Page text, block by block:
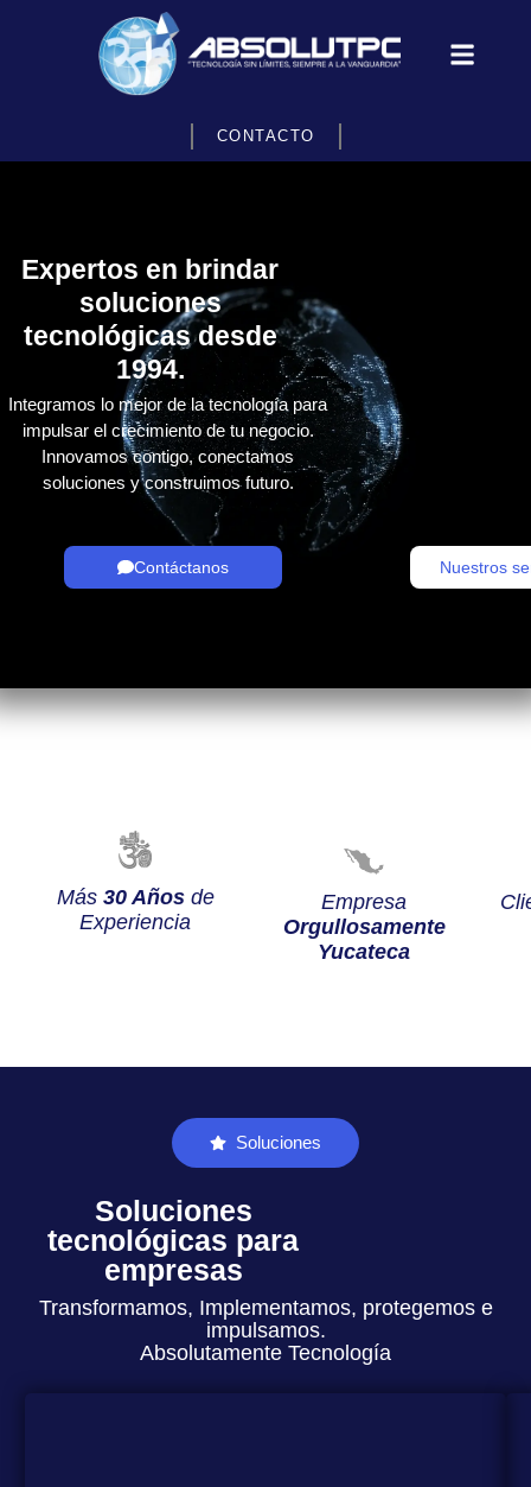
CONTACTO
Expertos en brindar
soluciones
tecnológicas desde
1994.
Integramos lo mejor de la tecnología para
impulsar el crecimiento de tu negocio.
Innovamos contigo, conectamos
soluciones y construimos futuro.
Contáctanos Nuestros
Más 30 Añosde
Experiencia
Empresa
Orgullosamente
Yucateca
Soluciones
Soluciones
tecnológicas para
empresas
Transformamos, Implementamos, protegemos e
impulsamos.
Absolutamente Tecnología